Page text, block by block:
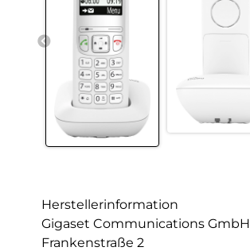
Herstellerinformation
Gigaset Communications GmbH
Frankenstraße 2